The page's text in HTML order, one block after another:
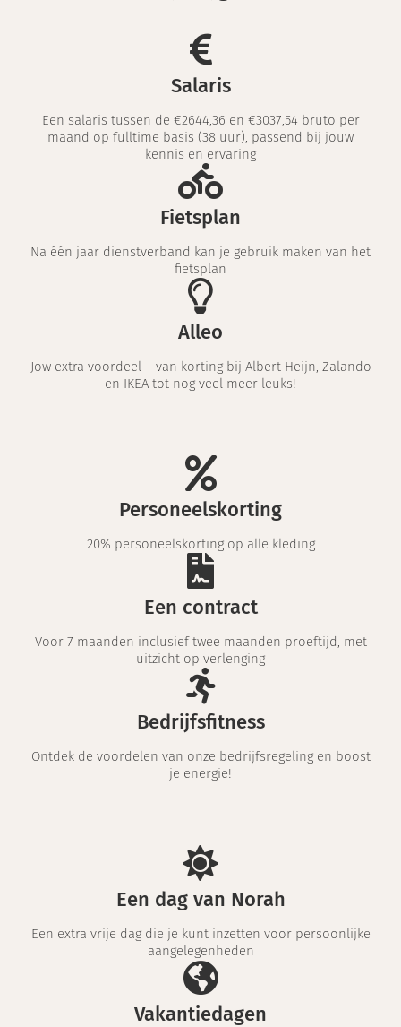
Salaris
Een salaris tussen de €2644,36 en €3037,54 bruto per
maand op fulltime basis (38 uur), passend bij jouw
kennis en ervaring
Fietsplan
Na één jaar dienstverband kan je gebruik maken van het
fietsplan
Alleo
Jow extra voordeel – van korting bij Albert Heijn, Zalando
en IKEA tot nog veel meer leuks!
Personeelskorting
20% personeelskorting op alle kleding
Een contract
Voor 7 maanden inclusief twee maanden proeftijd, met
uitzicht op verlenging
Bedrijfsfitness
Ontdek de voordelen van onze bedrijfsregeling en boost
je energie!
Een dag van Norah
Een extra vrije dag die je kunt inzetten voor persoonlijke
aangelegenheden
Vakantiedagen